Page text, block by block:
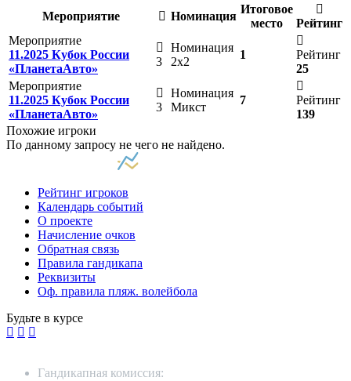
Мероприятие
Номинация
Итоговое
место
Рейтинг
Мероприятие
11.2025 Кубок России
«ПланетаАвто»
3
Номинация
2х2
1
Рейтинг
25
Мероприятие
11.2025 Кубок России
«ПланетаАвто»
3
Номинация
Микст
7
Рейтинг
139
Похожие игроки
По данному запросу не чего не найдено.
Рейтинг игроков
Календарь событий
О проекте
Начисление очков
Обратная связь
Правила гандикапа
Реквизиты
Оф. правила пляж. волейбола
Будьте в курсе
Гандикапная комиссия: